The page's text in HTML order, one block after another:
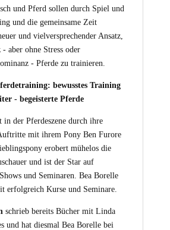
und Pferd sollen durch Spiel und
und die gemeinsame Zeit
und vielversprechender Ansatz,
aber ohne Stress oder
- Pferde zu trainieren.
bewusstes Training
- begeisterte Pferde
in der Pferdeszene durch ihre
mit ihrem Pony Ben Furore
erobert mühelos die
und ist der Star auf
und Seminaren. Bea Borelle
erfolgreich Kurse und Seminare.
schrieb bereits Bücher mit Linda
und hat diesmal Bea Borelle bei